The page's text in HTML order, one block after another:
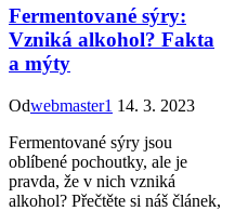
Fermentované sýry:
Vzniká alkohol? Fakta
a mýty
Odwebmaster1 14. 3. 2023
Fermentované sýry jsou
oblíbené pochoutky, ale je
pravda, že v nich vzniká
alkohol? Přečtěte si náš článek,